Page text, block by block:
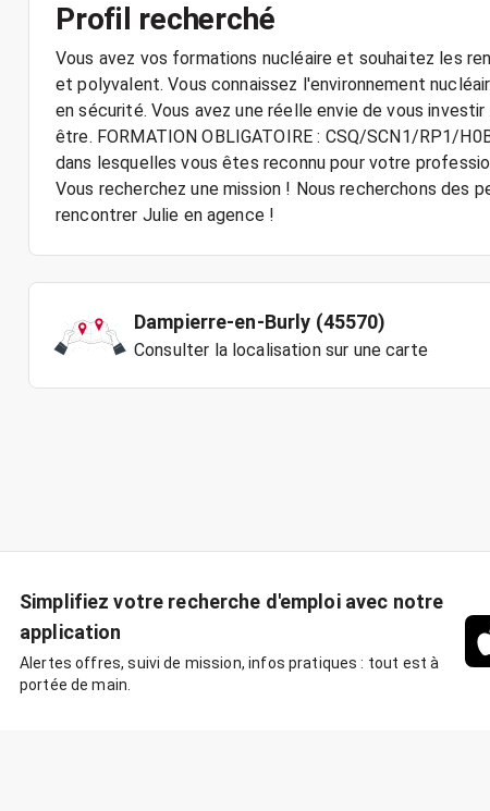
Profil recherché
Vous avez vos formations nucléaire et souhaitez les
et polyvalent. Vous connaissez l'environnement
en sécurité. Vous avez une réelle envie de vous
être. FORMATION OBLIGATOIRE : CSQ/SCN1/RP1/
dans lesquelles vous êtes reconnu pour votre
Vous recherchez une mission ! Nous recherchons des
rencontrer Julie en agence !
Dampierre-en-Burly (45570)
Consulter la localisation sur une carte
Simplifiez votre recherche d'emploi avec notre
application
Alertes offres, suivi de mission, infos pratiques : tout est à
portée de main.